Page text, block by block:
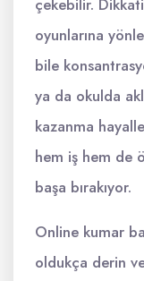
çekebilir.
oyunlarına
bile
ya da okulda
kazanma
hem iş hem de
başa bırakıyor.
Online kumar
oldukça derin